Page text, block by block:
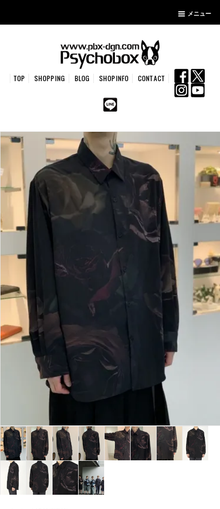
メニュー
TOP SHOPPING BLOG SHOPINFO CONTACT